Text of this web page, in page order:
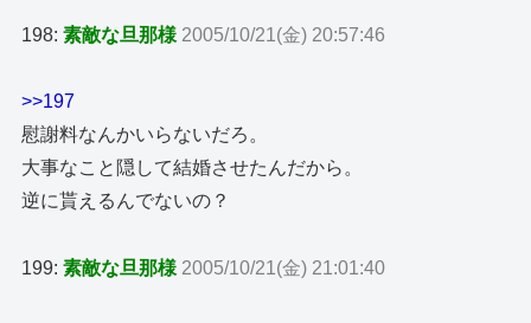
198:素敵な旦那様 2005/10/21(金) 20:57:46
>>197
慰謝料なんかいらないだろ。
大事なこと隠して結婚させたんだから。
逆に貰えるんでないの？
199:素敵な旦那様 2005/10/21(金) 21:01:40